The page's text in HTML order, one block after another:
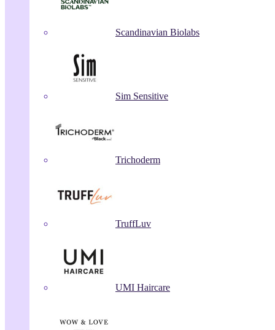
Scandinavian Biolabs
Sim Sensitive
Trichoderm
TruffLuv
UMI Haircare